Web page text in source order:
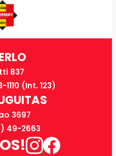
837
(Int. 123)
3697
49-2663